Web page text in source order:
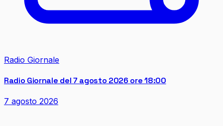
Radio Giornale
Radio Giornale del 7 agosto 2026 ore 18:00
7 agosto 2026